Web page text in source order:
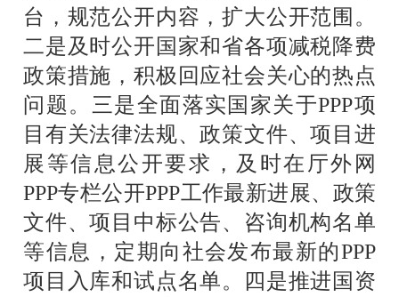
台，规范公开内容，扩大公开范围。
二是及时公开国家和省各项减税降费
政策措施，积极回应社会关心的热点
问题。三是全面落实国家关于PPP项
目有关法律法规、政策文件、项目进
展等信息公开要求，及时在厅外网
PPP专栏公开PPP工作最新进展、政策
文件、项目中标公告、咨询机构名单
等信息，定期向社会发布最新的PPP
项目入库和试点名单。四是推进国资